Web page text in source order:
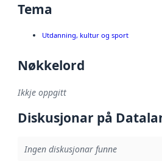
Tema
Utdanning, kultur og sport
Nøkkelord
Ikkje oppgitt
Diskusjonar på
Ingen diskusjonar funne